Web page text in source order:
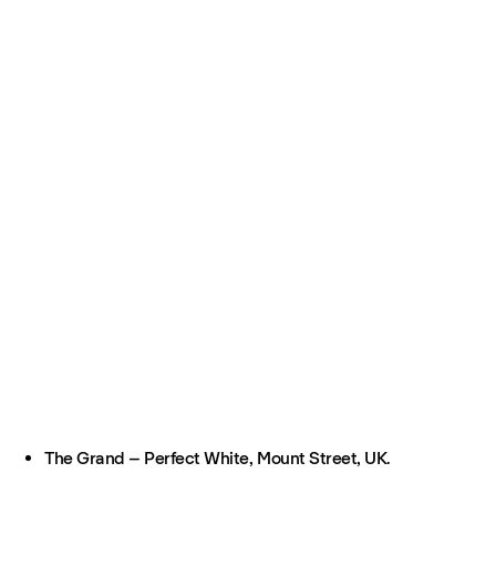
The Grand – Perfect White, Mount Street, UK.